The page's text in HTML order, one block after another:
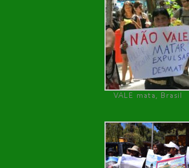
VALE mata, Brasil